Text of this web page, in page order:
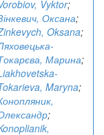
Vyktor;
Оксана;
Oksana;
Марина;
Maryna;
;